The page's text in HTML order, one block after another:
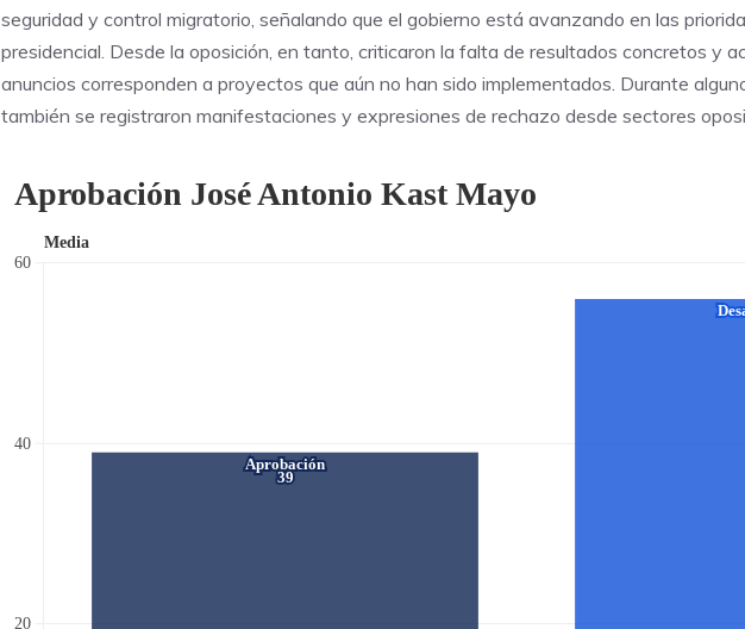
seguridad y control migratorio, señalando que el gobierno está avanzando en las
presidencial. Desde la oposición, en tanto, criticaron la falta de resultados concretos y
anuncios corresponden a proyectos que aún no han sido implementados. Durante
también se registraron manifestaciones y expresiones de rechazo desde sectores